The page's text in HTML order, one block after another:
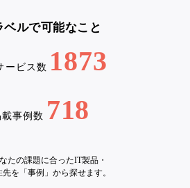
ベルで可能なこと
ービス数 1873
載事例数 718
たの課題に合ったIT製品・
先を「事例」から探せます。